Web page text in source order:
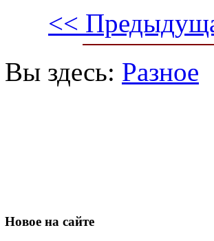
<<
Вы здесь: Разное
Новое на сайте